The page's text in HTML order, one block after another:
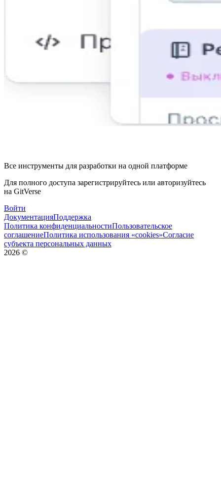
Все инструменты для разработки на одной платформе
Для полного доступа зарегистрируйтесь или авторизуйтесь
на GitVerse
Войти
ДокументацияПоддержка
Политика конфиденциальностиПользовательское
соглашениеПолитика использования «cookies»Согласие
субъекта персональных данных
2026 ©